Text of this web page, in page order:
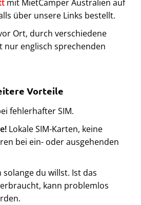
mit MietCamper Australien auf
über unsere Links bestellt.
Ort, durch verschiedene
nur englisch sprechenden
Vorteile
fehlerhafter SIM.
Lokale SIM-Karten, keine
bei ein- oder ausgehenden
solange du willst. Ist das
kann problemlos